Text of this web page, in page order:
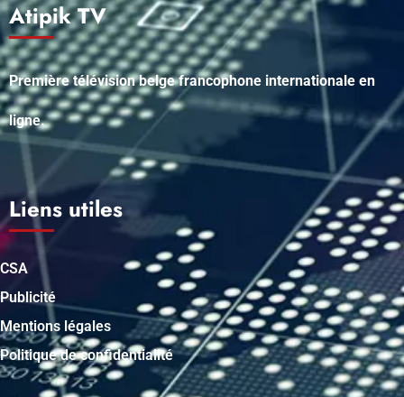
Atipik TV
Première télévision belge francophone internationale en
ligne.
Liens utiles
CSA
Publicité
Mentions légales
Politique de confidentialité